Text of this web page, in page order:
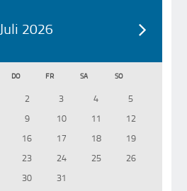
Juli 2026
DO FR SA SO
2 3 4
5
9 10 11
12
16 17 18
19
23 24 25
26
30 31